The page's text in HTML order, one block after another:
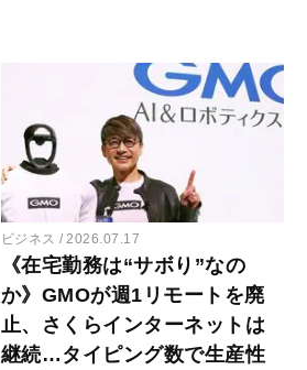
ビジネス 2026.07.17
《在宅勤務は“サボり”なの
か》GMOが週1リモートを廃
止、さくらインターネットは
継続…タイピング数で生産性